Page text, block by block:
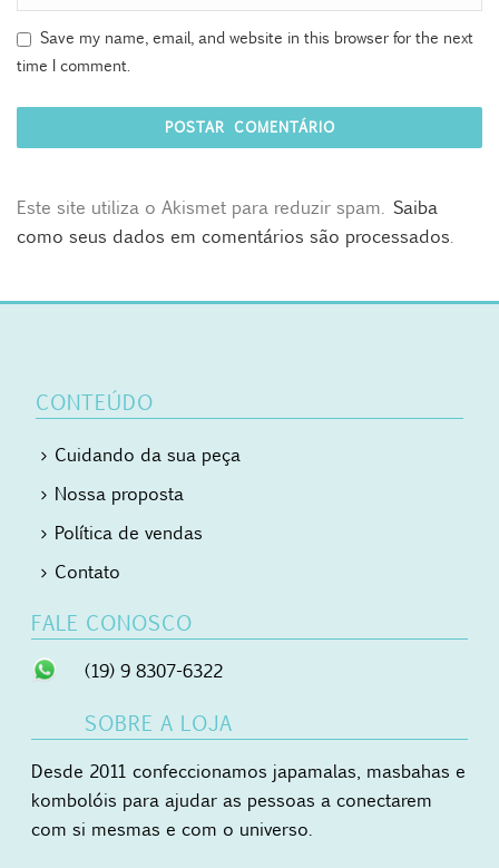
Save my name, email, and website in this browser for the next
time I comment.
Este site utiliza o Akismet para reduzir spam. Saiba
como seus dados em comentários são processados.
CONTEÚDO
Cuidando da sua peça
Nossa proposta
Política de vendas
Contato
FALE CONOSCO
(19) 9 8307-6322
SOBRE A LOJA
Desde 2011 confeccionamos japamalas, masbahas e
kombolóis para ajudar as pessoas a conectarem
com si mesmas e com o universo.